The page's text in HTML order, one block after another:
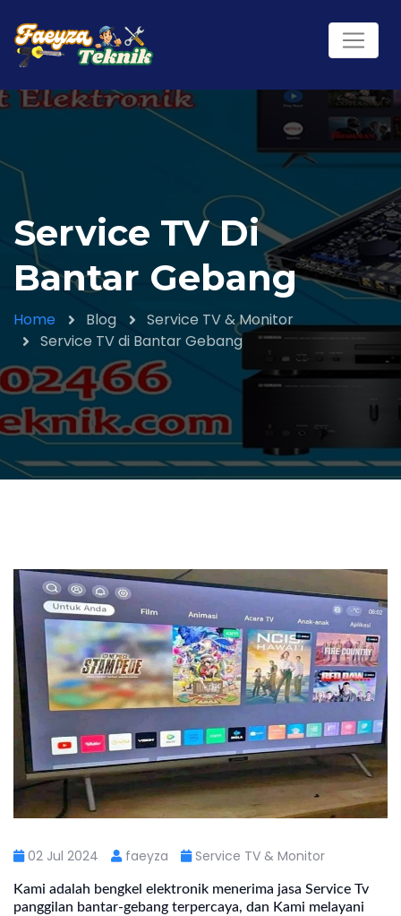
Service TV Di
Bantar Gebang
Home Blog
Service TV & Monitor
Service TV di Bantar Gebang
02 Jul 2024 faeyza Service TV & Monitor
Kami adalah bengkel elektronik menerima jasa Service Tv
panggilan bantar-gebang terpercaya, dan Kami melayani